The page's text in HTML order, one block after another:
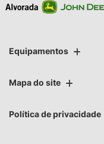
Equipamentos
Mapa do site
Política de privacidade